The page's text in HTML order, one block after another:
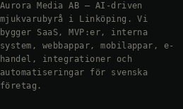
Aurora Media AB — AI-driven
mjukvarubyrå i Linköping. Vi
bygger SaaS, MVP:er, interna
system, webbappar, mobilappar, e-
handel, integrationer och
automatiseringar för svenska
företag.